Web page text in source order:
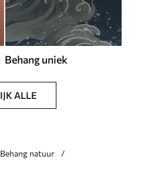
Behang uniek
ALLE
Behang natuur